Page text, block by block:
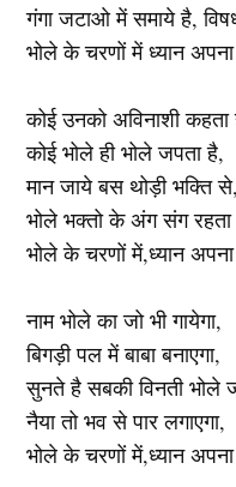
गंगा जटाओ में समाये है,
भोले के चरणों में ध्यान
कोई उनको अविनाशी कहता
कोई भोले ही भोले जपता है,
मान जाये बस थोड़ी भक्ति से,
भोले भक्तो के अंग संग रहता
भोले के चरणों में,ध्यान
नाम भोले का जो भी गायेगा,
बिगड़ी पल में बाबा बनाएगा,
सुनते है सबकी विनती भोले
नैया तो भव से पार लगाएगा,
भोले के चरणों में,ध्यान